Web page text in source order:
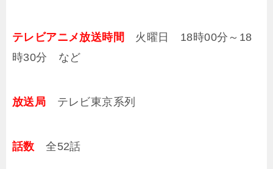
テレビアニメ放送時間 火曜日 18時00分～18
時30分 など
放送局 テレビ東京系列
話数 全52話